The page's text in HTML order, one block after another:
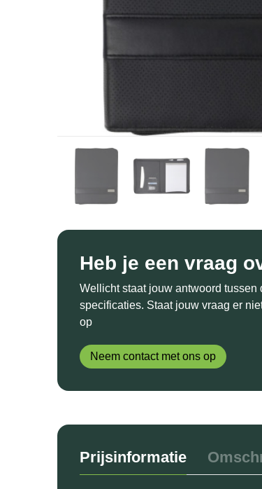
Heb je een vraag
Wellicht staat jouw antwoord tussen
specificaties. Staat jouw vraag er
op
Neem contact met ons op
Prijsinformatie